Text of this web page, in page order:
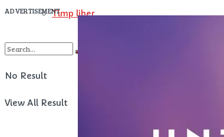
Timp liber
No Result
View All Result
ADVERTISEMENT